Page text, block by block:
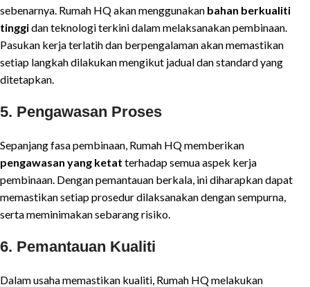
sebenarnya. Rumah HQ akan menggunakan bahan berkualiti
tinggidan teknologi terkini dalam melaksanakan pembinaan.
Pasukan kerja terlatih dan berpengalaman akan memastikan
setiap langkah dilakukan mengikut jadual dan standard yang
ditetapkan.
5. Pengawasan Proses
Sepanjang fasa pembinaan, Rumah HQ memberikan
pengawasan yang ketat terhadap semua aspek kerja
pembinaan. Dengan pemantauan berkala, ini diharapkan dapat
memastikan setiap prosedur dilaksanakan dengan sempurna,
serta meminimakan sebarang risiko.
6. Pemantauan Kualiti
Dalam usaha memastikan kualiti, Rumah HQ melakukan